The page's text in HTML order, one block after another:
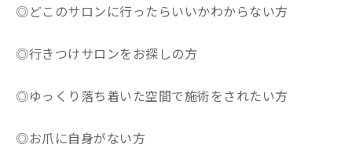
◎どこのサロンに行ったらいいかわからない方
◎行きつけサロンをお探しの方
◎ゆっくり落ち着いた空間で施術をされたい方
◎お爪に自身がない方